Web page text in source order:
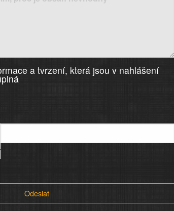
a tvrzení, která jsou v nahlášení
Odeslat